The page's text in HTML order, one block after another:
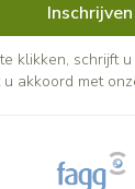
Inschrijven
klikken, schrijft
akkoord met